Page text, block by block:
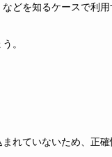
どを知るケースで利用
。
れていないため、正確